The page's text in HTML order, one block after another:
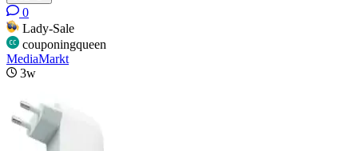
0
Lady-Sale
couponingqueen
MediaMarkt
3w